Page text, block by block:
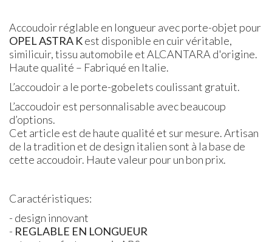
Accoudoir réglable en longueur avec porte-objet pour
OPELASTRA Kest disponible en cuir véritable,
similicuir, tissu automobile et ALCANTARA d'origine.
Haute qualité – Fabriqué en Italie.
L’accoudoir a le porte-gobelets coulissant gratuit.
L’accoudoir est personnalisable avec beaucoup
d’options.
Cet article est de haute qualité et sur mesure. Artisan
de la tradition et de design italien sont à la base de
cette accoudoir. Haute valeur pour un bon prix.
Caractéristiques:
- design innovant
- REGLABLE EN LONGUEUR